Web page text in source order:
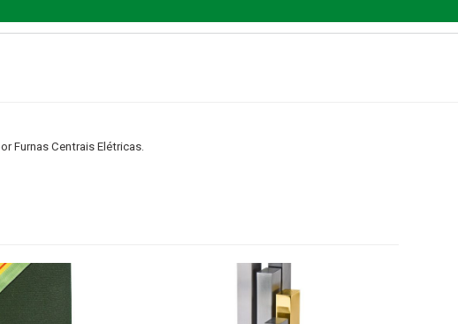
Furnas Centrais Elétricas.